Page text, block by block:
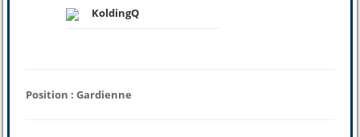
KoldingQ
Position : Gardienne